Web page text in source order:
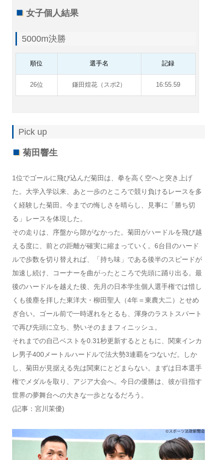
女子個人結果
5000m決勝
順位 選手名 記録
26位 鎌田煌花（スポ2） 16:55.59
Pick up
菊田響生
1位でゴールに飛び込んだ菊田は、拳を高く空へと突き上げ
た。大学入学以来、あと一歩のところで競り負けるレースを多
く経験した菊田。今までの悔しさを晴らし、見事に「勝ち切
る」レースを体現した。
その走りは、序盤から隙がなかった。菊田がハードルを飛び越
える度に、前との距離が確実に縮まっていく。6台目のハード
ルで歩数を切り替えれば、「持ち味」である後半のスピードが
加速し続け、コーナーを曲がったところで先頭に踊り出る。最
後のハードルを越えた後、先月の日本学生個人選手権では惜し
くも後塵を拝した東洋大・柳田聖人（4年＝東農大二）とせめ
ぎ合い。ゴール前で一時遅れをとるも、渾身のラストスパート
で再び先頭に立ち、勢いそのままフィニッシュ。
それまでの自己ベストを0.31秒更新するとともに、関東インカ
レ男子400メートルハードルで法大勢3連覇をつないだ。しか
し、菊田が見据える先は関東にとどまらない。まずは日本選手
権でメダルを取り、アジア大会へ。今日の優勝は、彼が目指す
世界の夢舞台への大きな一歩となるだろう。
(記事：宮川茉優)